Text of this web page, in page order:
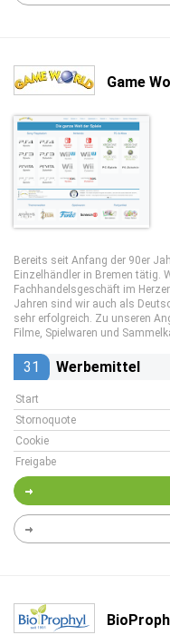
Game
Bereits seit Anfang der 90er
Einzelhändler in Bremen tätig.
Fachhandelsgeschäft im
Jahren sind wir auch als
sehr erfolgreich. Zu unseren
Filme, Spielwaren und
31 Werbemittel
Start
Stornoquote
Cookie
Freigabe